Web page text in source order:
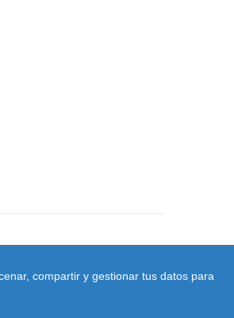
compartir y gestionar tus datos para